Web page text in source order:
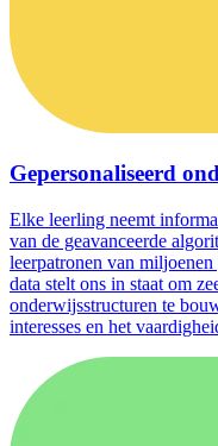
Gepersonaliseerd
Elke leerling neemt
van de geavanceerde
leerpatronen van
data stelt ons in staat om
onderwijsstructuren te
interesses en het